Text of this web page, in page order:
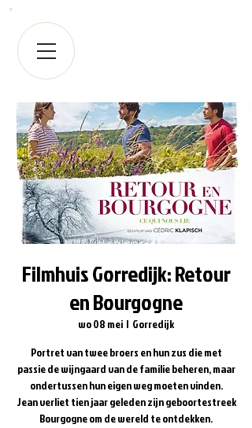
Filmhuis Gorredijk: Retour
en Bourgogne
wo 08 mei
  |
Gorredijk
Portret van twee broers en hun zus die met
passie de wijngaard van de familie beheren, maar
ondertussen hun eigen weg moeten vinden.
Jean verliet tien jaar geleden zijn geboortestreek
Bourgogne om de wereld te ontdekken.